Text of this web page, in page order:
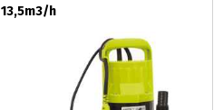
13,5m3/h